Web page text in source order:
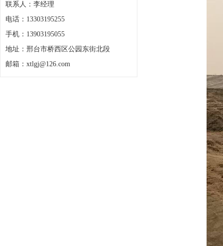
联系人：李经理
电话：13303195255
手机：13903195055
地址：邢台市桥西区公园东街北段
邮箱：xtlgj@126.com